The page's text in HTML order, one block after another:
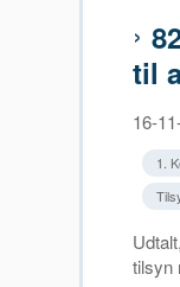
til
16-
1.
tilsyn